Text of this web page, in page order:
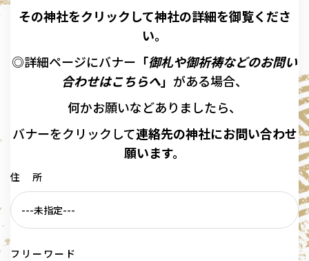
その神社をクリックして神社の詳細を御覧くださ
い。
◎詳細ページにバナー 「御札や御祈祷などのお問い
合わせはこちらへ」 がある場合、
何かお願いなどありましたら、
バナーをクリックして連絡先の神社にお問い合わせ
願います。
住 所
フリーワード